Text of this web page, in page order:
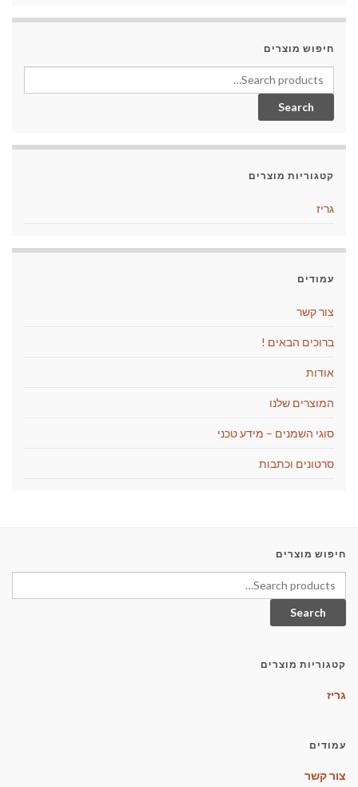
חיפוש מוצרים
Search for:
Search
קטגוריות מוצרים
גריז
עמודים
צור קשר
ברוכים הבאים !
אודות
המוצרים שלנו
סוגי השמנים – מידע טכני
סרטונים וכתבות
חיפוש מוצרים
Search for:
Search
קטגוריות מוצרים
גריז
עמודים
צור קשר